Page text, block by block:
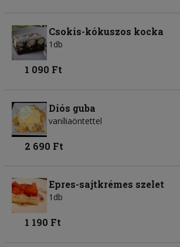
Csokis-kókuszos kocka
1db
1 090 Ft
Diós guba
vaníliaöntettel
2 690 Ft
Epres-sajtkrémes szelet
1db
1 190 Ft